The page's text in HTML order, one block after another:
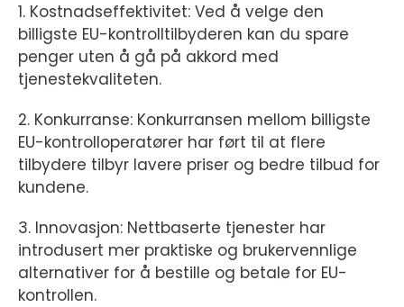
1. Kostnadseffektivitet: Ved å velge den
billigste EU-kontrolltilbyderen kan du spare
penger uten å gå på akkord med
tjenestekvaliteten.
2. Konkurranse: Konkurransen mellom billigste
EU-kontrolloperatører har ført til at flere
tilbydere tilbyr lavere priser og bedre tilbud for
kundene.
3. Innovasjon: Nettbaserte tjenester har
introdusert mer praktiske og brukervennlige
alternativer for å bestille og betale for EU-
kontrollen.